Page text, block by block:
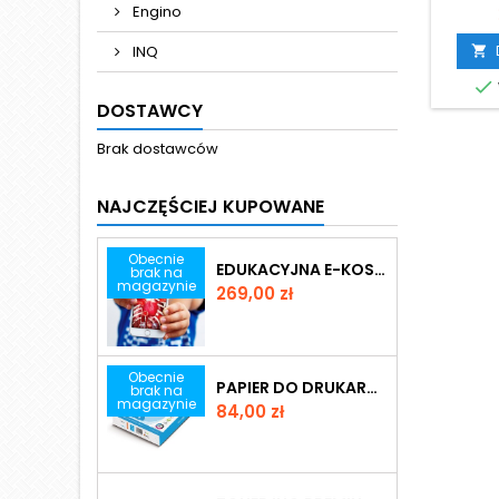
Engino
INQ
DOSTAWCY
Brak dostawców
NAJCZĘŚCIEJ KUPOWANE
Obecnie
brak na
magazynie
EDUKACYJNA E-KOSZULKA VIRTUALI-TEE
Cena
269,00 zł
Obecnie
brak na
magazynie
PAPIER DO DRUKARKI STANDARD A4
Cena
84,00 zł
6
że to

